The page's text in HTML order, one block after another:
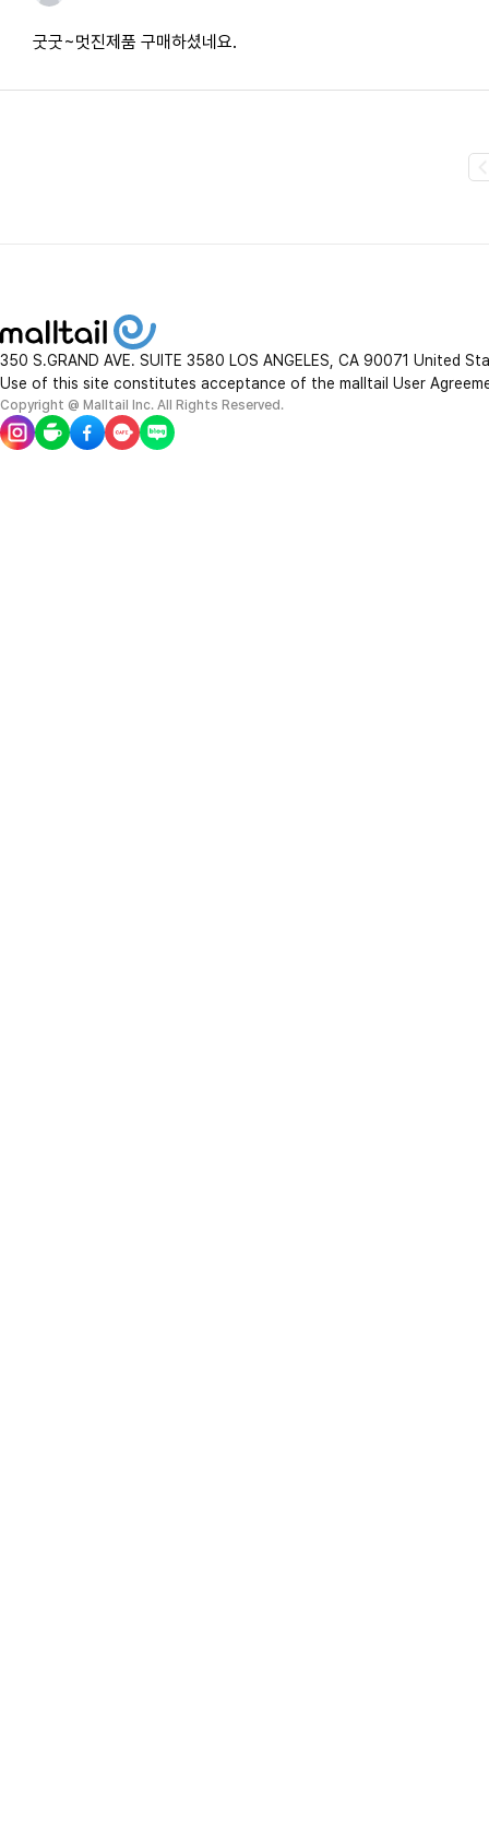
굿굿~멋진제품 구매하셨네요.
350 S.GRAND AVE. SUITE 3580 LOS ANGELES, CA 90071 United
Use of this site constitutes acceptance of the malltail User
Copyright @ Malltail Inc. All Rights Reserved.